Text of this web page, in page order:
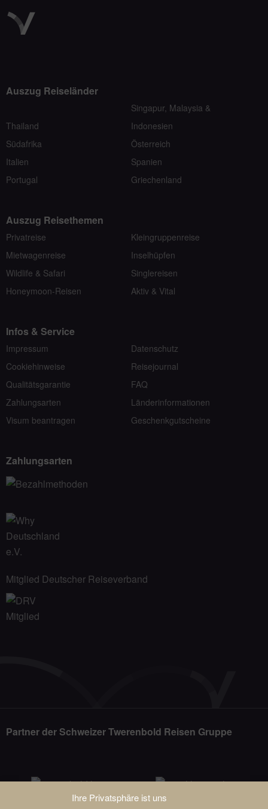
Ihre Privatsphäre ist uns
Auszug Reiseländer
Thailand
Singapur, Malaysia &
Indonesien
Südafrika
Österreich
Italien
Spanien
Portugal
Griechenland
Auszug Reisethemen
Privatreise
Kleingruppenreise
Mietwagenreise
Inselhüpfen
Wildlife & Safari
Singlereisen
Honeymoon-Reisen
Aktiv & Vital
Infos & Service
Impressum
Datenschutz
Cookiehinweise
Reisejournal
Qualitätsgarantie
FAQ
Zahlungsarten
Länderinformationen
Visum beantragen
Geschenkgutscheine
Zahlungsarten
Mitglied Deutscher Reiseverband
Partner der Schweizer Twerenbold Reisen Gruppe